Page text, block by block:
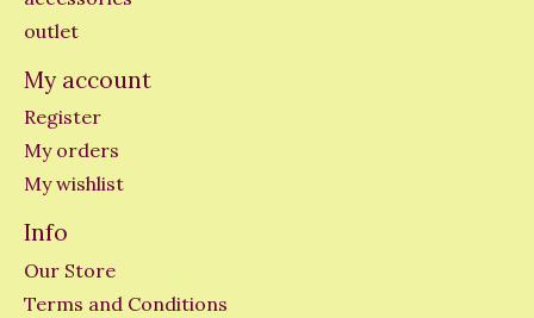
outlet
My account
Register
My orders
My wishlist
Info
Our Store
Terms and Conditions